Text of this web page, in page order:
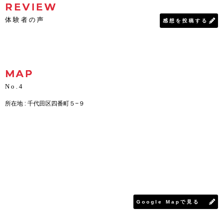
REVIEW
体験者の声 感想を投稿する
MAP
No.4
Google Mapで見る
所在地 : 千代田区四番町５−９